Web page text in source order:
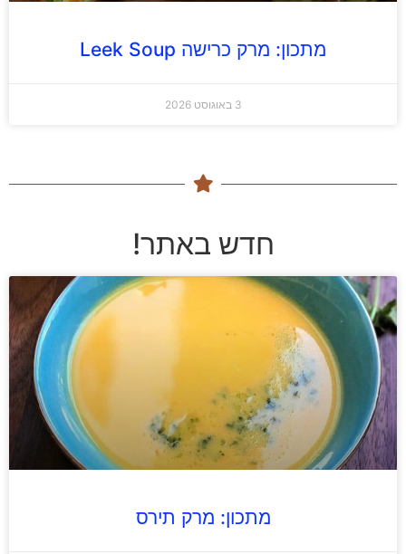
מתכון: מרק כרישה Leek Soup
3 באוגוסט 2026
חדש באתר!
מתכון: מרק תירס